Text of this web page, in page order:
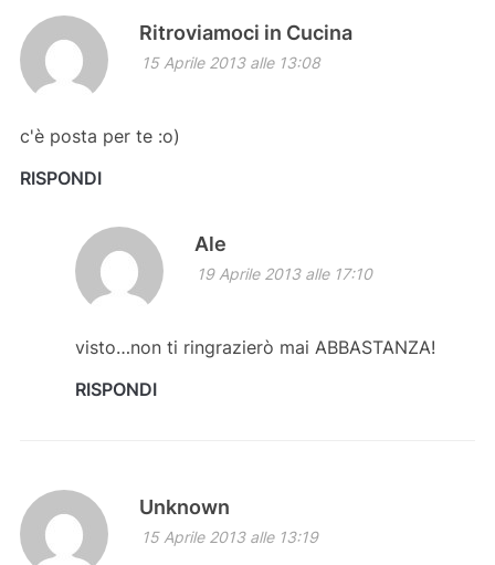
Ritroviamoci in Cucina
15 Aprile 2013 alle 13:08
c'è posta per te :o)
RISPONDI
Ale
19 Aprile 2013 alle 17:10
visto…non ti ringrazierò mai ABBASTANZA!
RISPONDI
Unknown
15 Aprile 2013 alle 13:19